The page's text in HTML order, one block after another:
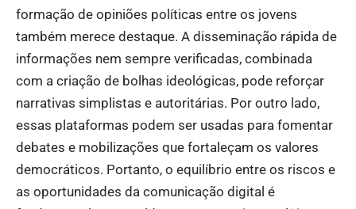
formação de opiniões políticas entre os jovens
também merece destaque. A disseminação rápida de
informações nem sempre verificadas, combinada
com a criação de bolhas ideológicas, pode reforçar
narrativas simplistas e autoritárias. Por outro lado,
essas plataformas podem ser usadas para fomentar
debates e mobilizações que fortaleçam os valores
democráticos. Portanto, o equilíbrio entre os riscos e
as oportunidades da comunicação digital é